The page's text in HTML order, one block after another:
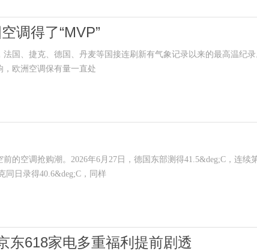
调得了“MVP”
、捷克、德国、丹麦等国接连刷新有气象记录以来的最高温纪录
欧洲空调保有量一直处
空调抢购潮。2026年6月27日，德国东部测得41.5&deg;C，连续
同日录得40.6&deg;C，同样
东618家电多重福利提前剧透